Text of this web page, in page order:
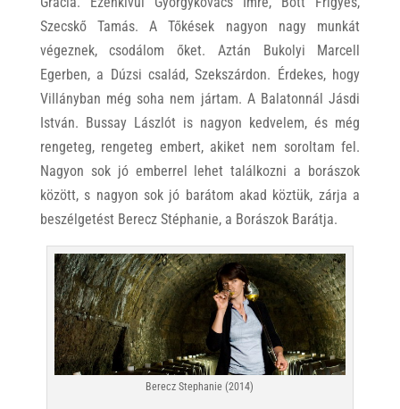
Szecskő Tamás. A Tőkések nagyon nagy munkát
végeznek, csodálom őket. Aztán Bukolyi Marcell
Egerben, a Dúzsi család, Szekszárdon. Érdekes, hogy
Villányban még soha nem jártam. A Balatonnál Jásdi
István. Bussay Lászlót is nagyon kedvelem, és még
rengeteg, rengeteg embert, akiket nem soroltam fel.
Nagyon sok jó emberrel lehet találkozni a borászok
között, s nagyon sok jó barátom akad köztük, zárja a
beszélgetést Berecz Stéphanie, a Borászok Barátja.
Berecz Stephanie (2014)